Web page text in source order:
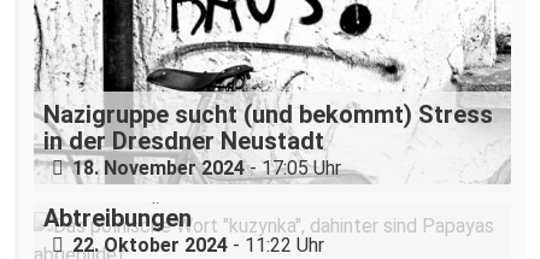
Nazigruppe sucht (und bekommt) Stress
in der Dresdner Neustadt
18. November 2024- 17:05 Uhr
Dresdner „Cousine“ hilft Pol*innen bei
Abtreibungen
22. Oktober 2024 - 11:22 Uhr